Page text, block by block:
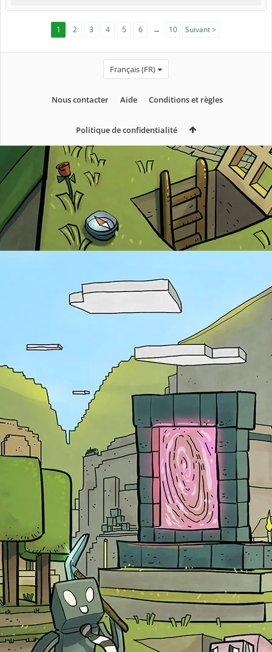
1 2 3 4 5 6 → 10 Suivant >
Français (FR)
Nous contacter Aide Conditions et règles
Politique de confidentialité